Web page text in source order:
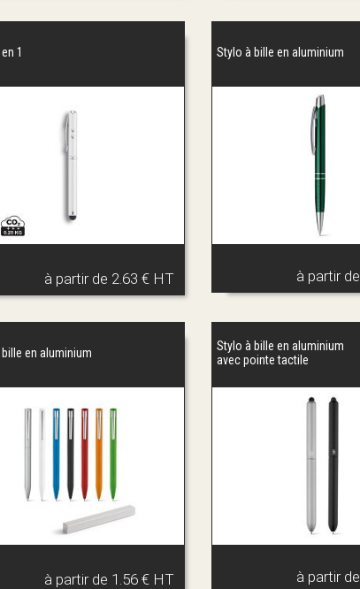
1
à partir de 2.63 € HT
Stylo à bille en aluminium
à partir de
en aluminium
à partir de 1.56 € HT
Stylo à bille en aluminium
avec pointe tactile
à partir de